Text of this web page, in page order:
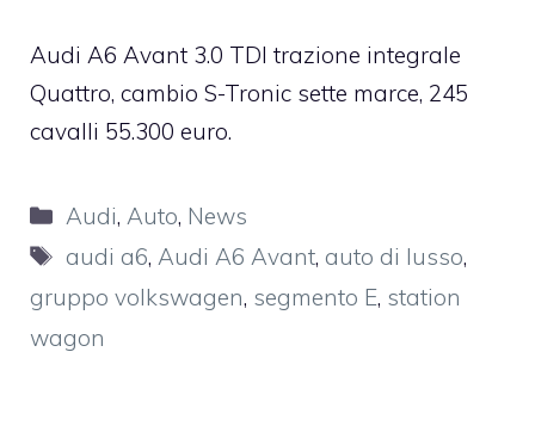
Audi A6 Avant 3.0 TDI trazione integrale
Quattro, cambio S-Tronic sette marce, 245
cavalli 55.300 euro.
Categorie
Audi, Auto, News
Tag
audi a6, Audi A6 Avant, auto di lusso,
gruppo volkswagen, segmento E, station
wagon